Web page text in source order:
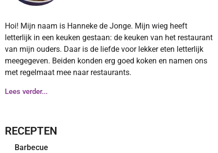
Hoi! Mijn naam is Hanneke de Jonge. Mijn wieg heeft
letterlijk in een keuken gestaan: de keuken van het restaurant
van mijn ouders. Daar is de liefde voor lekker eten letterlijk
meegegeven. Beiden konden erg goed koken en namen ons
met regelmaat mee naar restaurants.
Lees verder...
RECEPTEN
Barbecue